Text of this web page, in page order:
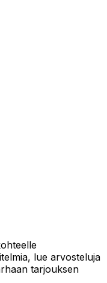
lue arvosteluja
tarjouksen